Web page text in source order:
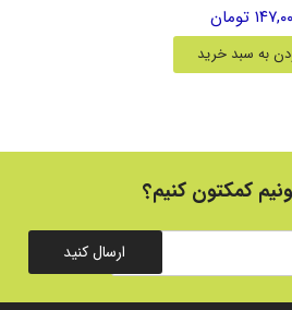
تومان
به سبد خرید
کمکتون کنیم؟
ارسال کنید